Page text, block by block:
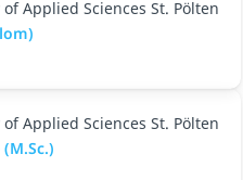
of Applied Sciences St. Pölten
of Applied Sciences St. Pölten